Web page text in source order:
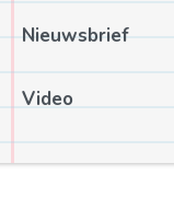
Nieuwsbrief
Video